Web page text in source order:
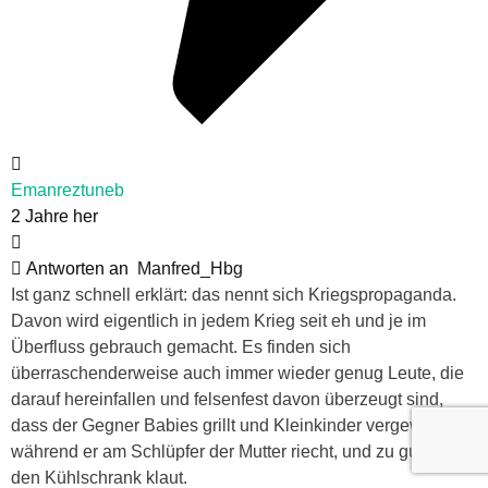
Emanreztuneb
2 Jahre her
Antworten an
Manfred_Hbg
Ist ganz schnell erklärt: das nennt sich Kriegspropaganda.
Davon wird eigentlich in jedem Krieg seit eh und je im
Überfluss gebrauch gemacht. Es finden sich
überraschenderweise auch immer wieder genug Leute, die
darauf hereinfallen und felsenfest davon überzeugt sind,
dass der Gegner Babies grillt und Kleinkinder vergewaltigt,
während er am Schlüpfer der Mutter riecht, und zu guter letzt
den Kühlschrank klaut.